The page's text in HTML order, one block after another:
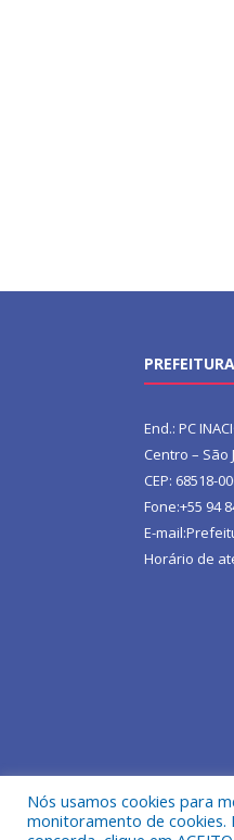
End.: PC
Centro – São
CEP: 68518-
Fone:+55 94
E-
Horário de
Todos os
Nós usamos cookies para
monitoramento de cookies.